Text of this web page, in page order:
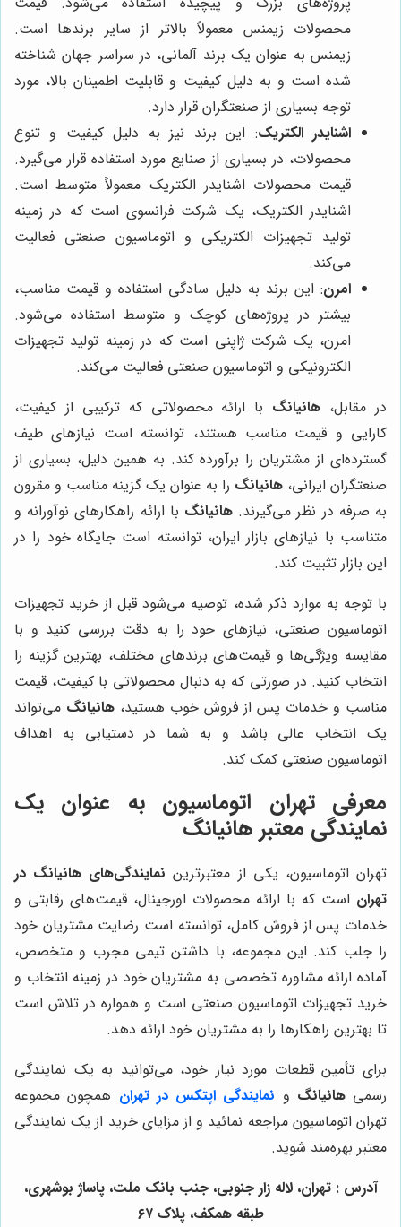
محصولات زیمنس معمولاً بالاتر از سایر برندها است.
زیمنس به عنوان یک برند آلمانی، در سراسر جهان شناخته
شده است و به دلیل کیفیت و قابلیت اطمینان بالا، مورد
توجه بسیاری از صنعتگران قرار دارد.
اشنایدر الکتریک: این برند نیز به دلیل کیفیت و تنوع
محصولات، در بسیاری از صنایع مورد استفاده قرار می‌گیرد.
قیمت محصولات اشنایدر الکتریک معمولاً متوسط ​​است.
اشنایدر الکتریک، یک شرکت فرانسوی است که در زمینه
تولید تجهیزات الکتریکی و اتوماسیون صنعتی فعالیت
می‌کند.
امرن: این برند به دلیل سادگی استفاده و قیمت مناسب،
بیشتر در پروژه‌های کوچک و متوسط ​​استفاده می‌شود.
امرن، یک شرکت ژاپنی است که در زمینه تولید تجهیزات
الکترونیکی و اتوماسیون صنعتی فعالیت می‌کند.
در مقابل، هانیانگ با ارائه محصولاتی که ترکیبی از کیفیت،
کارایی و قیمت مناسب هستند، توانسته است نیازهای طیف
گسترده‌ای از مشتریان را برآورده کند. به همین دلیل، بسیاری از
صنعتگران ایرانی، هانیانگ را به عنوان یک گزینه مناسب و مقرون
به صرفه در نظر می‌گیرند. هانیانگ با ارائه راهکارهای نوآورانه و
متناسب با نیازهای بازار ایران، توانسته است جایگاه خود را در
این بازار تثبیت کند.
با توجه به موارد ذکر شده، توصیه می‌شود قبل از خرید تجهیزات
اتوماسیون صنعتی، نیازهای خود را به دقت بررسی کنید و با
مقایسه ویژگی‌ها و قیمت‌های برندهای مختلف، بهترین گزینه را
انتخاب کنید. در صورتی که به دنبال محصولاتی با کیفیت، قیمت
مناسب و خدمات پس از فروش خوب هستید، هانیانگ می‌تواند
یک انتخاب عالی باشد و به شما در دستیابی به اهداف
اتوماسیون صنعتی کمک کند.
معرفی تهران اتوماسیون به عنوان یک
نمایندگی معتبر هانیانگ
تهران اتوماسیون، یکی از معتبرترین نمایندگی‌های هانیانگ در
تهران است که با ارائه محصولات اورجینال، قیمت‌های رقابتی و
خدمات پس از فروش کامل، توانسته است رضایت مشتریان خود
را جلب کند. این مجموعه، با داشتن تیمی مجرب و متخصص،
آماده ارائه مشاوره تخصصی به مشتریان خود در زمینه انتخاب و
خرید تجهیزات اتوماسیون صنعتی است و همواره در تلاش است
تا بهترین راهکارها را به مشتریان خود ارائه دهد.
برای تأمین قطعات مورد نیاز خود، می‌توانید به یک نمایندگی
رسمیهانیانگ و نمایندگی اپتکس در تهران همچون مجموعه
تهران اتوماسیون مراجعه نمائید و از مزایای خرید از یک نمایندگی
معتبر بهره‌مند شوید.
آدرس : تهران، لاله زار جنوبی، جنب بانک ملت، پاساژ بوشهری،
طبقه همکف، پلاک ۶۷